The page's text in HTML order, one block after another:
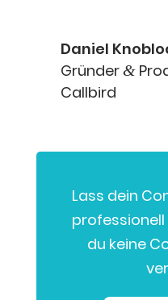
Dani­el
Grün­der&
Call­bird
Lass dein
du kei­ne